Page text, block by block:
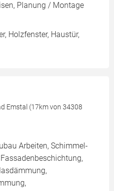
Planung / Montage
Holzfenster, Haustür,
Emstal (17km von 34308
Arbeiten, Schimmel-